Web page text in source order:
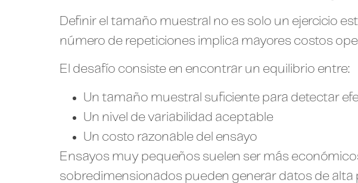
Definir el tamaño muestral no es solo un ejercicio
número de repeticiones implica mayores costos
El desafío consiste en encontrar un equilibrio entre:
Un tamaño muestral suficiente para detectar
Un nivel de variabilidad aceptable
Un costo razonable del ensayo
Ensayos muy pequeños suelen ser más
sobredimensionados pueden generar datos de